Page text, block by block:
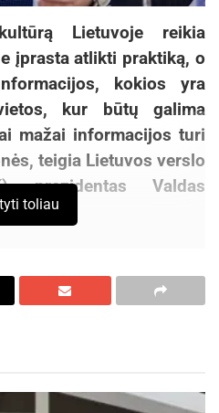
Lietuvoje reikia
įprasta atlikti praktiką, o
kokios yra
kur būtų galima
mažai informacijos turi
teigia Lietuvos verslo
prezidentas Valdas
ES struktūrinių fondų
susijusį su praktikomis.
bazė informuojanti apie
studentų po to
toliau